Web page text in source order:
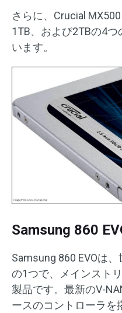
さらに、Crucial MX500
1TB、および2TBの4
います。
Samsung 860
Samsung 860 EVOは
の1つで、メインスト
製品です。最新のV-
ースのコントローラを